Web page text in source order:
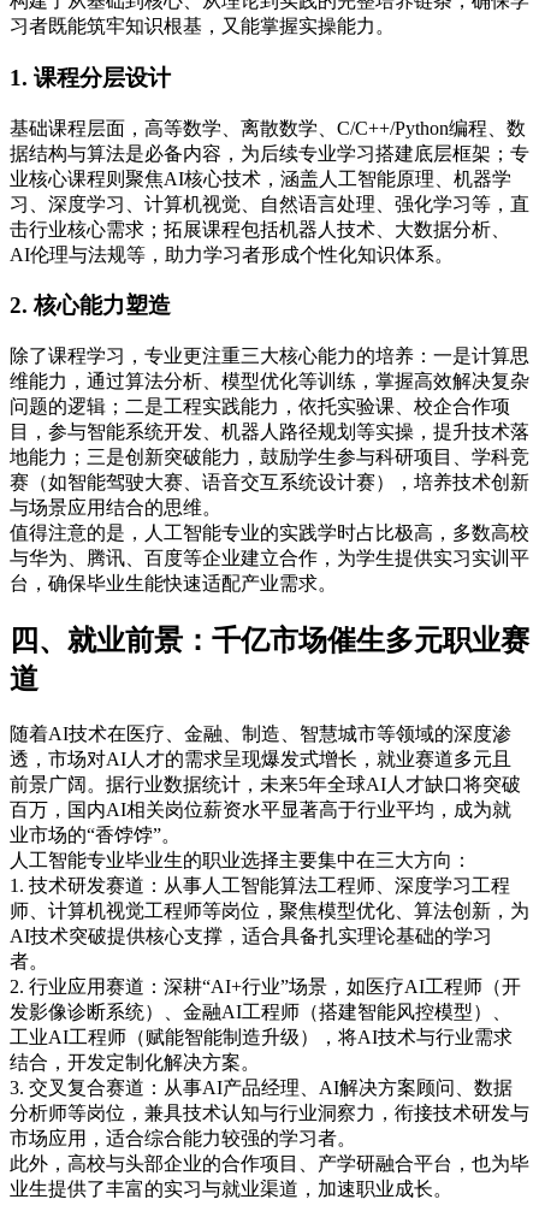
习者既能筑牢知识根基，又能掌握实操能力。
1. 课程分层设计
基础课程层面，高等数学、离散数学、C/C++/Python编程、数
据结构与算法是必备内容，为后续专业学习搭建底层框架；专
业核心课程则聚焦AI核心技术，涵盖人工智能原理、机器学
习、深度学习、计算机视觉、自然语言处理、强化学习等，直
击行业核心需求；拓展课程包括机器人技术、大数据分析、
AI伦理与法规等，助力学习者形成个性化知识体系。
2. 核心能力塑造
除了课程学习，专业更注重三大核心能力的培养：一是计算思
维能力，通过算法分析、模型优化等训练，掌握高效解决复杂
问题的逻辑；二是工程实践能力，依托实验课、校企合作项
目，参与智能系统开发、机器人路径规划等实操，提升技术落
地能力；三是创新突破能力，鼓励学生参与科研项目、学科竞
赛（如智能驾驶大赛、语音交互系统设计赛），培养技术创新
与场景应用结合的思维。
值得注意的是，人工智能专业的实践学时占比极高，多数高校
与华为、腾讯、百度等企业建立合作，为学生提供实习实训平
台，确保毕业生能快速适配产业需求。
四、就业前景：千亿市场催生多元职业赛
道
随着AI技术在医疗、金融、制造、智慧城市等领域的深度渗
透，市场对AI人才的需求呈现爆发式增长，就业赛道多元且
前景广阔。据行业数据统计，未来5年全球AI人才缺口将突破
百万，国内AI相关岗位薪资水平显著高于行业平均，成为就
业市场的“香饽饽”。
人工智能专业毕业生的职业选择主要集中在三大方向：
1. 技术研发赛道：从事人工智能算法工程师、深度学习工程
师、计算机视觉工程师等岗位，聚焦模型优化、算法创新，为
AI技术突破提供核心支撑，适合具备扎实理论基础的学习
者。
2. 行业应用赛道：深耕“AI+行业”场景，如医疗AI工程师（开
发影像诊断系统）、金融AI工程师（搭建智能风控模型）、
工业AI工程师（赋能智能制造升级），将AI技术与行业需求
结合，开发定制化解决方案。
3. 交叉复合赛道：从事AI产品经理、AI解决方案顾问、数据
分析师等岗位，兼具技术认知与行业洞察力，衔接技术研发与
市场应用，适合综合能力较强的学习者。
此外，高校与头部企业的合作项目、产学研融合平台，也为毕
业生提供了丰富的实习与就业渠道，加速职业成长。